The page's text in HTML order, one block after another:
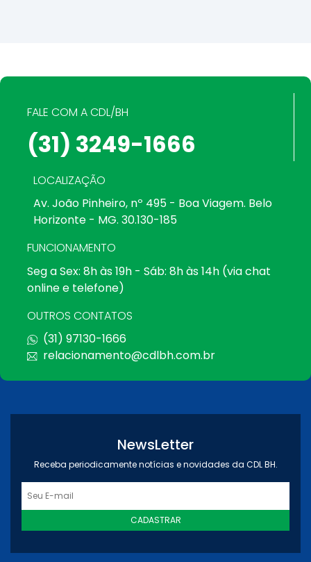
FALE COM A CDL/BH
(31) 3249-1666
LOCALIZAÇÃO
Av. João Pinheiro, nº 495 - Boa Viagem. Belo
Horizonte - MG. 30.130-185
FUNCIONAMENTO
Seg a Sex: 8h às 19h - Sáb: 8h às 14h (via chat
online e telefone)
OUTROS CONTATOS
(31) 97130-1666
relacionamento@cdlbh.com.br
NewsLetter
Receba periodicamente notícias e novidades da CDL BH.
CADASTRAR